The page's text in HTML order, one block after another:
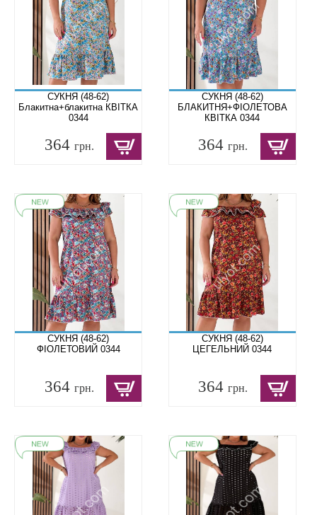
СУКНЯ (48-62)
Блакитна+блакитна КВІТКА
0344
364 грн.
СУКНЯ (48-62)
БЛАКИТНЯ+ФІОЛЕТОВА
КВІТКА 0344
364грн.
СУКНЯ (48-62)
ФІОЛЕТОВИЙ 0344
364 грн.
СУКНЯ (48-62)
ЦЕГЕЛЬНИЙ 0344
364грн.